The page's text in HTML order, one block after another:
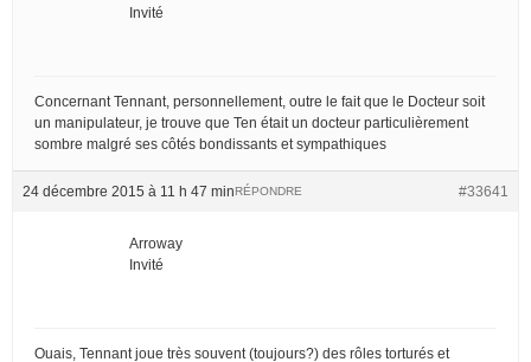
Invité
Concernant Tennant, personnellement, outre le fait que le Docteur soit
un manipulateur, je trouve que Ten était un docteur particulièrement
sombre malgré ses côtés bondissants et sympathiques
24 décembre 2015 à 11 h 47 min #33641
RÉPONDRE
Arroway
Invité
Ouais, Tennant joue très souvent (toujours?) des rôles torturés et